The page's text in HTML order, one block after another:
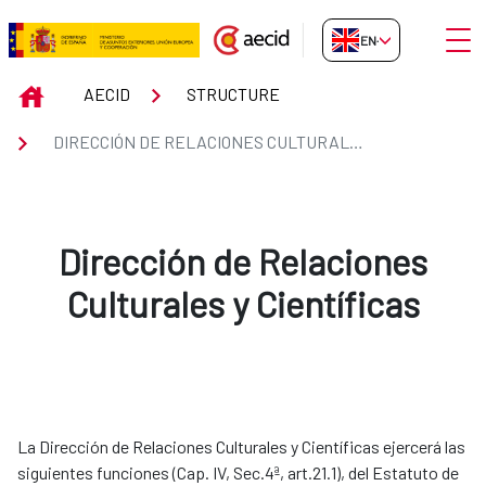
Skip to Main Content
Dirección de Relaciones
EN-GB
INICIOAECID STRUCTURE
DIRECCIÓN DE RELACIONES CULTURALES Y CIENTÍFICAS
Dirección de Relaciones
Culturales y Científicas
La Dirección de Relaciones Culturales y Científicas ejercerá las
siguientes funciones (Cap. IV, Sec.4ª, art.21.1), del Estatuto de